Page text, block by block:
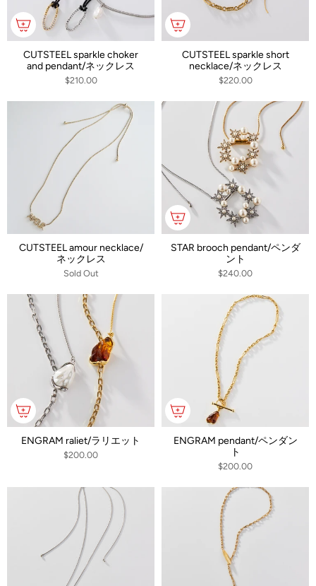
CUTSTEEL sparkle choker
and pendant/ネックレス
$210.00
CUTSTEEL sparkle short
necklace/ネックレス
$220.00
CUTSTEEL amour necklace/
ネックレス
Sold Out
STAR brooch pendant/ペンダ
ント
$240.00
ENGRAM raliet/ラリエット
$200.00
ENGRAM pendant/ペンダン
ト
$200.00